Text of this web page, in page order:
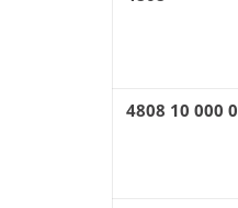
4808 10 000 0